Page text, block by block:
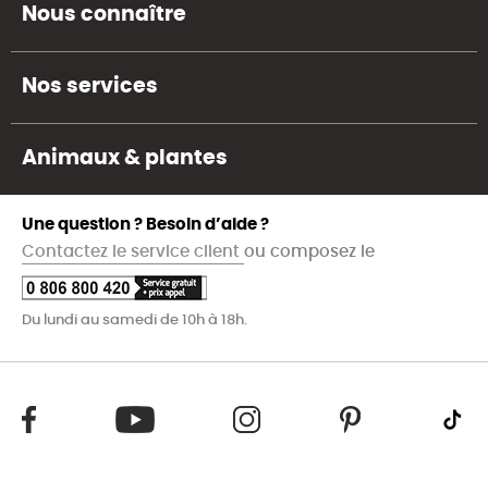
Nous connaître
Nos services
Animaux & plantes
Une question ? Besoin d’aide ?
Contactez le service client ou composez le
Du lundi au samedi de 10h à 18h.